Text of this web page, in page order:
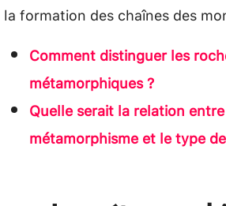
la formation des chaînes des
Comment distinguer les
métamorphiques ?
Quelle serait la relation
métamorphisme et le type